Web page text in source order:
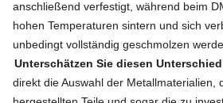
anschließend verfestigt, während beim
hohen Temperaturen sintern und sich
unbedingt vollständig geschmolzen
Unterschätzen Sie diesen
direkt die Auswahl der Metallmaterialien,